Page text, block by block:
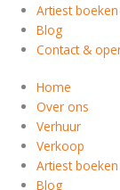
Artiest boeken
Blog
Contact &
Home
Over ons
Verhuur
Verkoop
Artiest boeken
Blog